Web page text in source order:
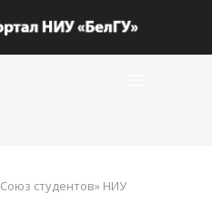
студентов» НИУ